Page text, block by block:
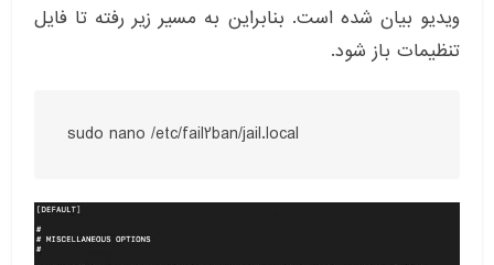
ویدیو بیان شده است. بنابراین به مسیر زیر رفته تا فایل
تنظیمات باز شود.
sudo nano /etc/fail2ban/jail.local